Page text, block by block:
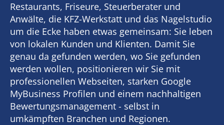
Restaurants, Friseure, Steuerberater und
Anwälte, die KFZ-Werkstatt und das Nagelstudio
um die Ecke haben etwas gemeinsam: Sie leben
von lokalen Kunden und Klienten. Damit Sie
genau da gefunden werden, wo Sie gefunden
werden wollen, positionieren wir Sie mit
professionellen Webseiten, starken Google
MyBusiness Profilen und einem nachhaltigen
Bewertungsmanagement - selbst in
umkämpften Branchen und Regionen.